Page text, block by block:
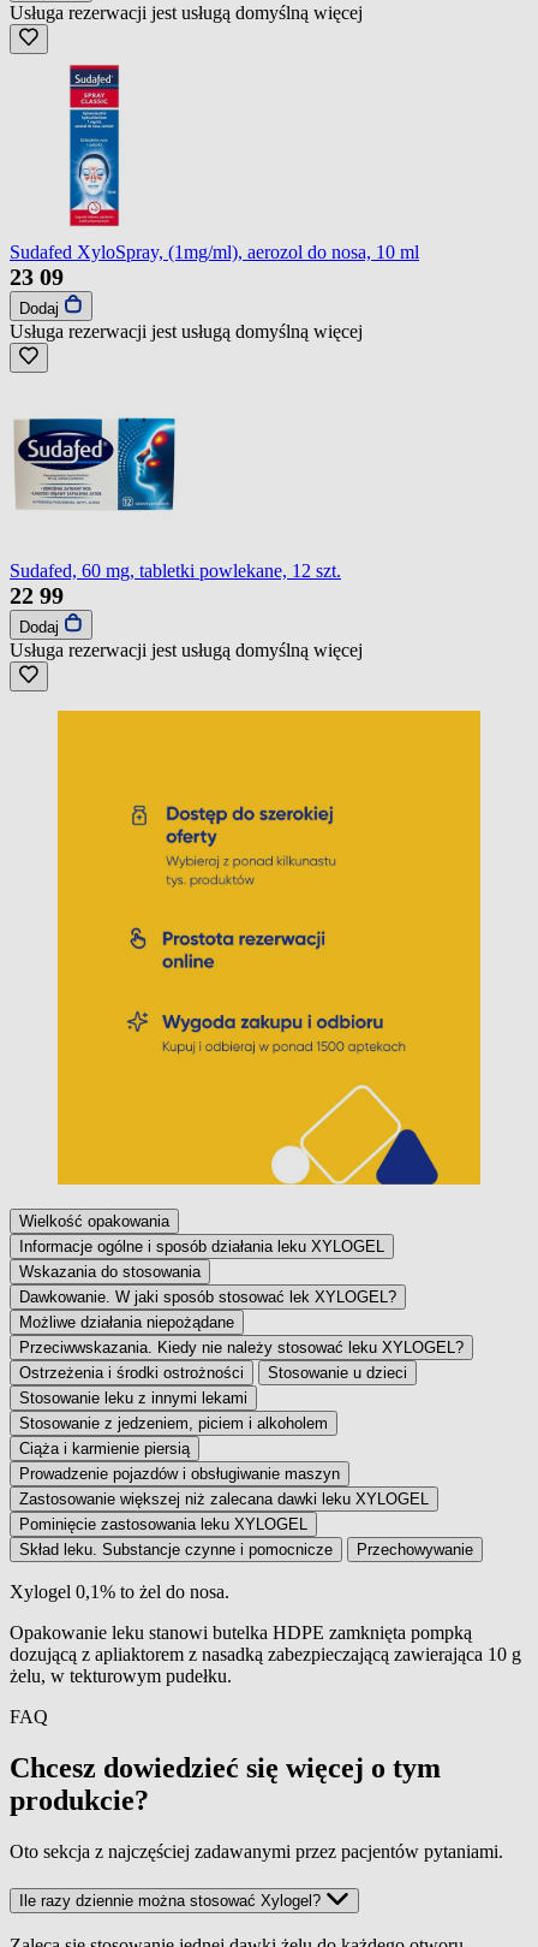
Usługa rezerwacji jest usługą domyślną więcej
Sudafed XyloSpray, (1mg/ml), aerozol do nosa, 10 ml
23 09
Dodaj
Usługa rezerwacji jest usługą domyślną więcej
Sudafed, 60 mg, tabletki powlekane, 12 szt.
22 99
Dodaj
Usługa rezerwacji jest usługą domyślną więcej
Wielkość opakowania
Informacje ogólne i sposób działania leku XYLOGEL
Wskazania do stosowania
Dawkowanie. W jaki sposób stosować lek XYLOGEL?
Możliwe działania niepożądane
Przeciwwskazania. Kiedy nie należy stosować leku XYLOGEL?
Ostrzeżenia i środki ostrożności
Stosowanie u dzieci
Stosowanie leku z innymi lekami
Stosowanie z jedzeniem, piciem i alkoholem
Ciąża i karmienie piersią
Prowadzenie pojazdów i obsługiwanie maszyn
Zastosowanie większej niż zalecana dawki leku XYLOGEL
Pominięcie zastosowania leku XYLOGEL
Skład leku. Substancje czynne i pomocnicze
Przechowywanie
Wielkość opakowania
Xylogel 0,1% to żel do nosa.
Opakowanie leku stanowi butelka HDPE zamknięta pompką
dozującą z apliaktorem z nasadką zabezpieczającą zawierająca 10 g
żelu, w tekturowym pudełku.
FAQ
Chcesz dowiedzieć się więcej o tym
produkcie?
Oto sekcja z najczęściej zadawanymi przez pacjentów pytaniami.
Ile razy dziennie można stosować Xylogel?